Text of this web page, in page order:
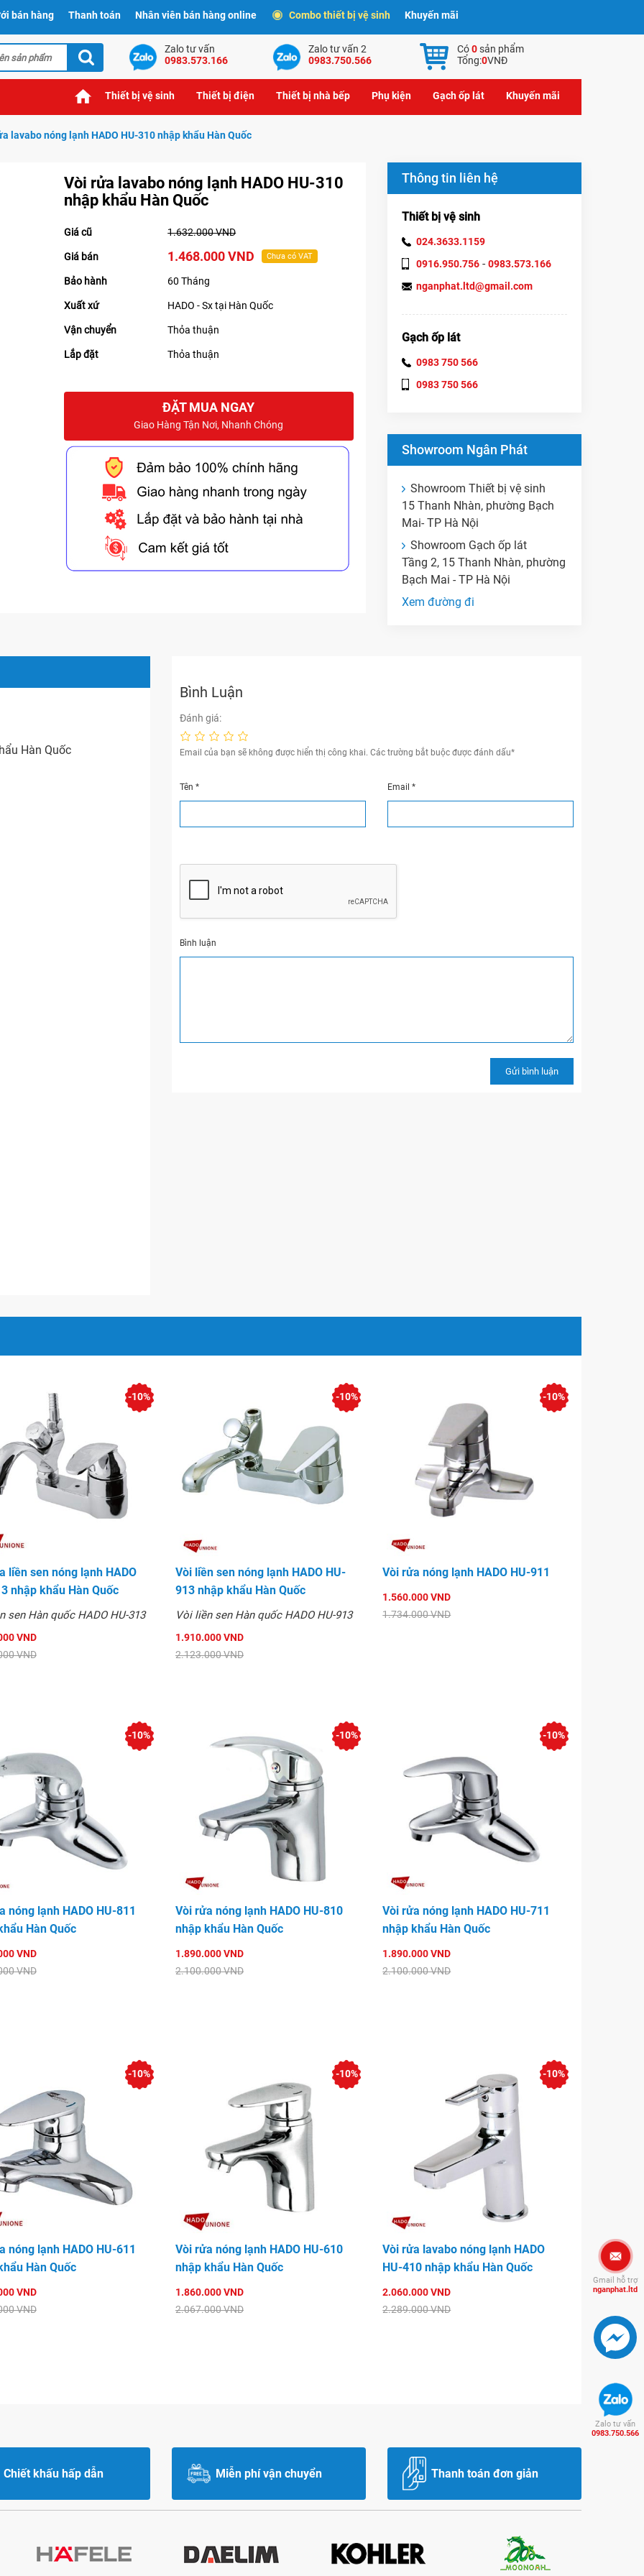
bán hàng Thanh toán Nhân viên bán hàng online Combo thiết bị vệ sinh Khuyến mãi
Zalo tư vấn
0983.573.166
Zalo tư vấn 2
0983.750.566
Có0sản phẩm
Tổng:0VNĐ
Thiết bị vệ sinh Thiết bị điện Thiết bị nhà bếp Phụ kiện Gạch ốp lát Khuyến mãi
lavabo nóng lạnh HADO HU-310 nhập khẩu Hàn Quốc
Vòi rửa lavabo nóng lạnh HADO HU-310
nhập khẩu Hàn Quốc
Giá cũ 1.632.000 VND
Giá bán 1.468.000 VND Chưa có VAT
Bảo hành 60 Tháng
Xuất xứ HADO - Sx tại Hàn Quốc
Vận chuyển Thỏa thuận
Lắp đặt Thỏa thuận
ĐẶT MUA NGAY
Giao Hàng Tận Nơi, Nhanh Chóng
Thông tin liên hệ
Thiết bị vệ sinh
024.3633.1159
0916.950.756 - 0983.573.166
nganphat.ltd@gmail.com
Gạch ốp lát
0983 750 566
0983 750 566
Showroom Ngân Phát
Showroom Thiết bị vệ sinh
15 Thanh Nhàn, phường Bạch
Mai- TP Hà Nội
Showroom Gạch ốp lát
Tầng 2, 15 Thanh Nhàn, phường
Bạch Mai - TP Hà Nội
Xem đường đi
Hàn Quốc
Bình Luận
Đánh giá:
Email của bạn sẽ không được hiển thị công khai. Các trường bắt buộc được đánh dấu*
Tên* Email *
Bình luận
liền sen nóng lạnh HADO
nhập khẩu Hàn Quốc
sen Hàn quốc HADO HU-313
VND
VND
-10%
Vòi liền sen nóng lạnh HADO HU-
913 nhập khẩu Hàn Quốc
Vòi liền sen Hàn quốc HADO HU-913
1.910.000 VND
2.123.000 VND
-10%
Vòi rửa nóng lạnh HADO HU-911
1.560.000 VND
1.734.000 VND
-10%
nóng lạnh HADO HU-811
Hàn Quốc
VND
VND
-10%
Vòi rửa nóng lạnh HADO HU-810
nhập khẩu Hàn Quốc
1.890.000 VND
2.100.000 VND
-10%
Vòi rửa nóng lạnh HADO HU-711
nhập khẩu Hàn Quốc
1.890.000 VND
2.100.000 VND
-10%
nóng lạnh HADO HU-611
Hàn Quốc
VND
VND
-10%
Vòi rửa nóng lạnh HADO HU-610
nhập khẩu Hàn Quốc
1.860.000 VND
2.067.000 VND
-10%
Vòi rửa lavabo nóng lạnh HADO
HU-410 nhập khẩu Hàn Quốc
2.060.000 VND
2.289.000 VND
-10%
Chiết khấu hấp dẫn Miễn phí vận chuyển Thanh toán đơn giản
Gmail hỗ trợ
nganphat.ltd
Zalo tư vấn
0983.750.566